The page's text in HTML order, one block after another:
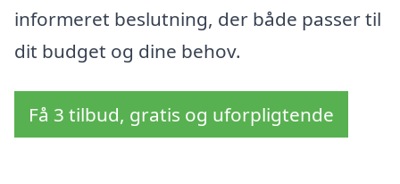
informeret beslutning, der både passer til
dit budget og dine behov.
Få 3 tilbud, gratis og uforpligtende